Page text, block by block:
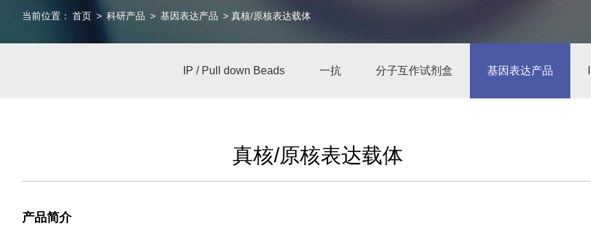
当前位置： 首页 > 科研产品 > 基因表达产品 > 真核/原核表达载体
IP / Pull down Beads 一抗 分子互作试剂盒 基因表达产品
真核/原核表达载体
产品简介